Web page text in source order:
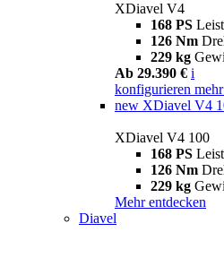
XDiavel V4
168 PS
126 Nm
229 kg
Ab 29.390 € i
konfigurieren
new XDiavel V4
XDiavel V4 100
168 PS
126 Nm
229 kg
Mehr entdecken
Diavel